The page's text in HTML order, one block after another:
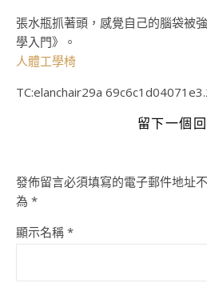
張水瓶抓著頭，感覺自己的腦袋被
學入門》。
人體工學椅
TC:elanchair29a
留下一個
發佈留言必須填寫的電子郵件地址
為 *
顯示名稱 *